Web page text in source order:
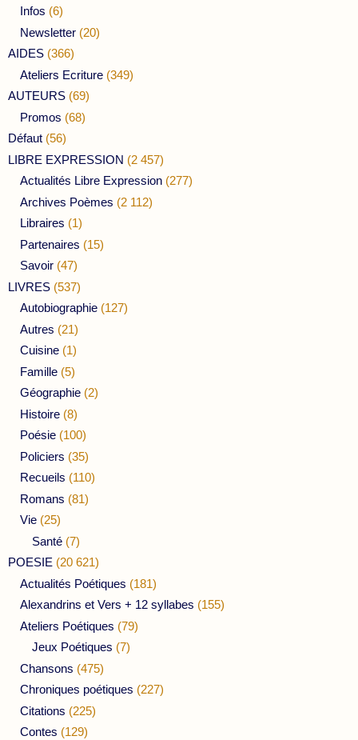
Infos (6)
Newsletter (20)
AIDES (366)
Ateliers Ecriture (349)
AUTEURS (69)
Promos (68)
Défaut (56)
LIBRE EXPRESSION (2 457)
Actualités Libre Expression (277)
Archives Poèmes (2 112)
Libraires (1)
Partenaires (15)
Savoir (47)
LIVRES (537)
Autobiographie (127)
Autres (21)
Cuisine (1)
Famille (5)
Géographie (2)
Histoire (8)
Poésie (100)
Policiers (35)
Recueils (110)
Romans (81)
Vie (25)
Santé (7)
POESIE (20 621)
Actualités Poétiques (181)
Alexandrins et Vers + 12 syllabes (155)
Ateliers Poétiques (79)
Jeux Poétiques (7)
Chansons (475)
Chroniques poétiques (227)
Citations (225)
Contes (129)